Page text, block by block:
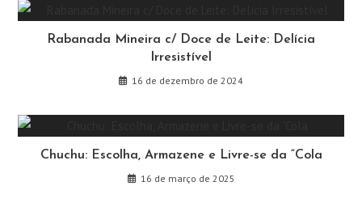
Rabanada Mineira c/ Doce de Leite: Delícia
Irresistível
16 de dezembro de 2024
Chuchu: Escolha, Armazene e Livre-se da “Cola
16 de março de 2025